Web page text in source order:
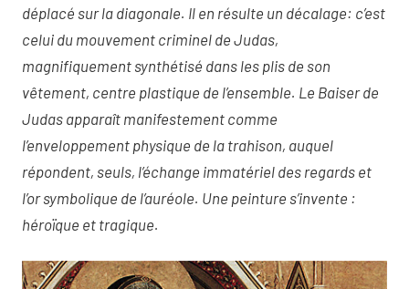
déplacé sur la diagonale. Il en résulte un décalage: c’est
celui du mouvement criminel de Judas,
magnifiquement synthétisé dans les plis de son
vêtement, centre plastique de l’ensemble. Le Baiser de
Judas apparaît manifestement comme
l’enveloppement physique de la trahison, auquel
répondent, seuls, l’échange immatériel des regards et
l’or symbolique de l’auréole. Une peinture s’invente :
héroïque et tragique.